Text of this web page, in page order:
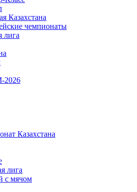
Казахстана
чемпионаты
лига
2026
Казахстана
лига
с мячом